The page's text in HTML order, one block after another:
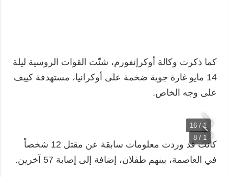
كما ذكرت وكالة أوكرإنفورم، شنّت القوات الروسية ليلة
14 مايو غارة جوية ضخمة على أوكرانيا، مستهدفة كييف
على وجه الخاص.
1 / 16
1 / 8
كانت قد وردت معلومات سابقة عن مقتل 12 شخصاً
في العاصمة، بينهم طفلان، إضافة إلى إصابة 57 آخرين.